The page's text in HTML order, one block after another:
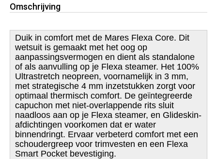
Omschrijving
Duik in comfort met de Mares Flexa Core. Dit
wetsuit is gemaakt met het oog op
aanpassingsvermogen en dient als standalone
of als aanvulling op je Flexa steamer. Het 100%
Ultrastretch neopreen, voornamelijk in 3 mm,
met strategische 4 mm inzetstukken zorgt voor
optimaal thermisch comfort. De geïntegreerde
capuchon met niet-overlappende rits sluit
naadloos aan op je Flexa steamer, en Glideskin-
afdichtingen voorkomen dat er water
binnendringt. Ervaar verbeterd comfort met een
schoudergreep voor trimvesten en een Flexa
Smart Pocket bevestiging.